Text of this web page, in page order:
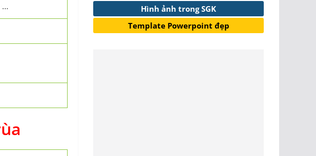
…
Hình ảnh trong SGK
Template Powerpoint đẹp